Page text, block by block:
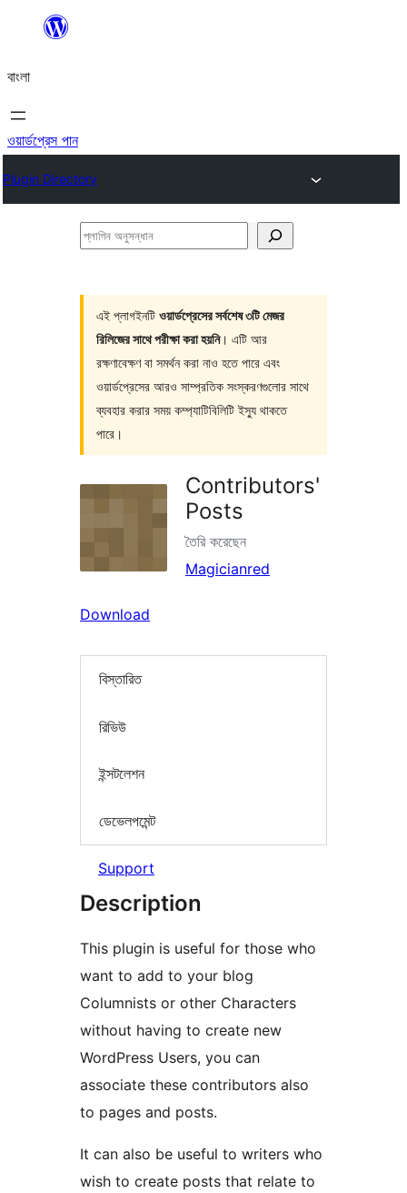
যান
বাংলা
ওয়ার্ডপ্রেস পান
Plugin Directory
প্লাগিন
এই প্লাগইনটি ওয়ার্ডপ্রেসের সর্বশেষ ৩টি মেজর
রিলিজের সাথে পরীক্ষা করা হয়নি। এটি আর
রক্ষণাবেক্ষণ বা সমর্থন করা নাও হতে পারে এবং
ওয়ার্ডপ্রেসের আরও সাম্প্রতিক সংস্করণগুলোর সাথে
ব্যবহার করার সময় কম্প্যাটিবিলিটি ইস্যু থাকতে
পারে।
Contributors'
Posts
তৈরি করেছেন
Magicianred
Download
বিস্তারিত
রিভিউ
ইন্সটলেশন
ডেভেলপমেন্ট
Support
Description
This plugin is useful for those who
want to add to your blog
Columnists or other Characters
without having to create new
WordPress Users, you can
associate these contributors also
to pages and posts.
It can also be useful to writers who
wish to create posts that relate to